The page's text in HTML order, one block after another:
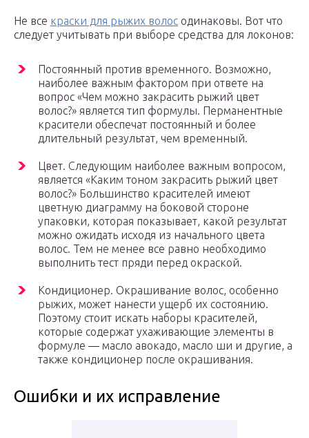
Не все краски для рыжих волос одинаковы. Вот что
следует учитывать при выборе средства для локонов:
Постоянный против временного. Возможно,
наиболее важным фактором при ответе на
вопрос «Чем можно закрасить рыжий цвет
волос?» является тип формулы. Перманентные
красители обеспечат постоянный и более
длительный результат, чем временный.
Цвет. Следующим наиболее важным вопросом,
является «Каким тоном закрасить рыжий цвет
волос?» Большинство красителей имеют
цветную диаграмму на боковой стороне
упаковки, которая показывает, какой результат
можно ожидать исходя из начального цвета
волос. Тем не менее все равно необходимо
выполнить тест пряди перед окраской.
Кондиционер. Окрашивание волос, особенно
рыжих, может нанести ущерб их состоянию.
Поэтому стоит искать наборы красителей,
которые содержат ухаживающие элементы в
формуле — масло авокадо, масло ши и другие, а
также кондиционер после окрашивания.
Ошибки и их исправление